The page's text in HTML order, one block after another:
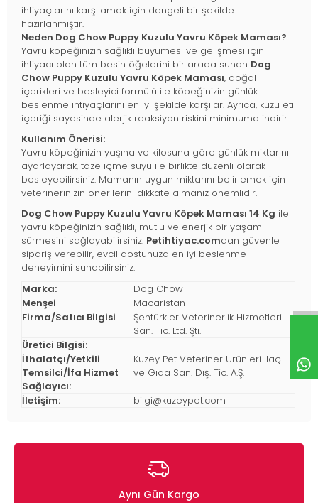
ihtiyaçlarını karşılamak için dengeli bir şekilde
hazırlanmıştır.
Neden Dog Chow Puppy Kuzulu Yavru Köpek Maması?
Yavru köpeğinizin sağlıklı büyümesi ve gelişmesi için
ihtiyacı olan tüm besin öğelerini bir arada sunan Dog
Chow Puppy Kuzulu Yavru Köpek Maması, doğal
içerikleri ve besleyici formülü ile köpeğinizin günlük
beslenme ihtiyaçlarını en iyi şekilde karşılar. Ayrıca, kuzu eti
içeriği sayesinde alerjik reaksiyon riskini minimuma indirir.
Kullanım Önerisi:
Yavru köpeğinizin yaşına ve kilosuna göre günlük miktarını
ayarlayarak, taze içme suyu ile birlikte düzenli olarak
besleyebilirsiniz. Mamanın uygun miktarını belirlemek için
veterinerinizin önerilerini dikkate almanız önemlidir.
Dog Chow Puppy Kuzulu Yavru Köpek Maması 14 Kg ile
yavru köpeğinizin sağlıklı, mutlu ve enerjik bir yaşam
sürmesini sağlayabilirsiniz. Petihtiyac.comdan güvenle
sipariş verebilir, evcil dostunuza en iyi beslenme
deneyimini sunabilirsiniz.
Marka:
Dog Chow
Menşei
Macaristan
Firma/Satıcı Bilgisi
Şentürkler Veterinerlik Hizmetleri
San. Tic. Ltd. Şti.
Üretici Bilgisi:
İthalatçı/Yetkili
Temsilci/İfa Hizmet
Sağlayıcı:
Kuzey Pet Veteriner Ürünleri İlaç
ve Gıda San. Dış. Tic. A.Ş.
İletişim: bilgi@kuzeypet.com
Aynı Gün Kargo